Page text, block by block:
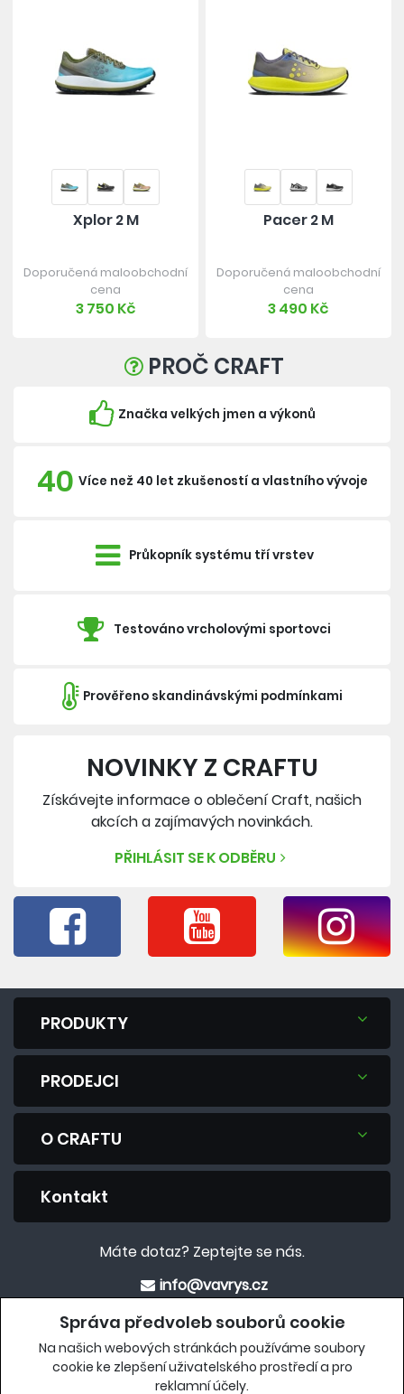
Správa předvoleb souborů cookie
Na našich webových stránkách používáme soubory
cookie ke zlepšení uživatelského prostředí a pro
reklamní účely.
Xplor 2 M
Doporučená maloobchodní
cena
3 750 Kč
Pacer 2 M
Doporučená maloobchodní
cena
3 490 Kč
PROČ CRAFT
Značka velkých jmen a výkonů
40 Více než 40 let zkušeností a vlastního vývoje
Průkopník systému tří vrstev
Testováno vrcholovými sportovci
Prověřeno skandinávskými podmínkami
NOVINKY Z CRAFTU
Získávejte informace o oblečení Craft, našich
akcích a zajímavých novinkách.
PŘIHLÁSIT SE K ODBĚRU
PRODUKTY
PRODEJCI
O CRAFTU
Kontakt
Máte dotaz? Zeptejte se nás.
info@vavrys.cz
+420 575 570 913
Eshop